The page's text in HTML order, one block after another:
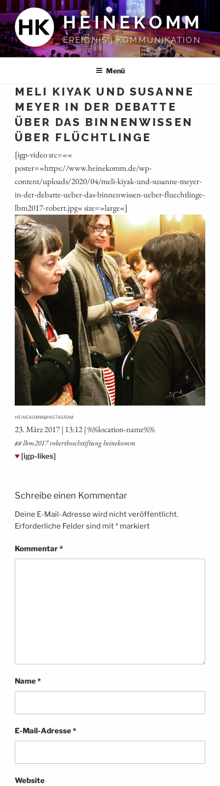
Inhalt
springen
HEINEKOMM
EREIGNIS | KOMMUNIKATION
Menü
MELI KIYAK UND SUSANNE
MEYER IN DER DEBATTE
ÜBER DAS BINNENWISSEN
ÜBER FLÜCHTLINGE
[igp-video src=««
poster=»https://www.heinekomm.de/wp-
content/uploads/2020/04/meli-kiyak-und-susanne-meyer-
in-der-debatte-ueber-das-binnenwissen-ueber-fluechtlinge-
lbm2017-robert.jpg« size=»large«]
HEINEKOMM@INSTAGRAM
23. März 2017 | 13:12 | %%loca­ti­on-name%%
## lbm2017 robert­bosch­stif­tung heinekomm
♥ [igp-likes]
Schreibe einen Kommentar
Deine E-Mail-Adresse wird nicht veröffentlicht.
Erforderliche Felder sind mit* markiert
Kommentar*
Name*
E-Mail-Adresse*
Website